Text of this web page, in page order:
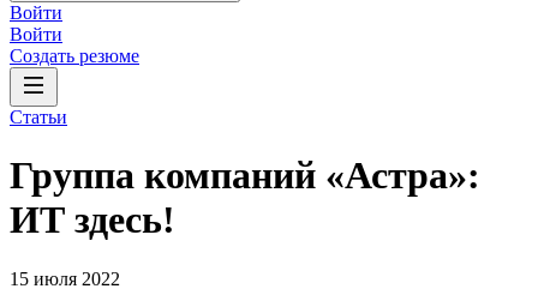
Войти
Войти
Создать резюме
Статьи
Группа компаний «Астра»:
ИТ здесь!
15 июля 2022